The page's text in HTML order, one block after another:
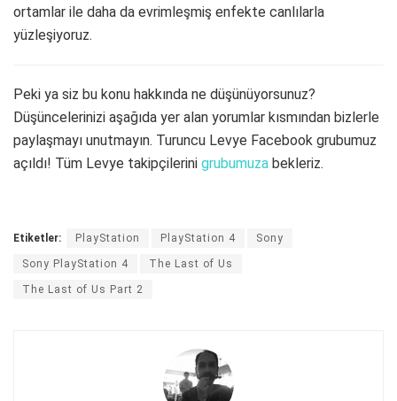
ortamlar ile daha da evrimleşmiş enfekte canlılarla
yüzleşiyoruz.
Peki ya siz bu konu hakkında ne düşünüyorsunuz?
Düşüncelerinizi aşağıda yer alan yorumlar kısmından bizlerle
paylaşmayı unutmayın. Turuncu Levye Facebook grubumuz
açıldı! Tüm Levye takipçilerini grubumuza bekleriz.
Etiketler: PlayStation PlayStation 4 Sony
Sony PlayStation 4 The Last of Us
The Last of Us Part 2